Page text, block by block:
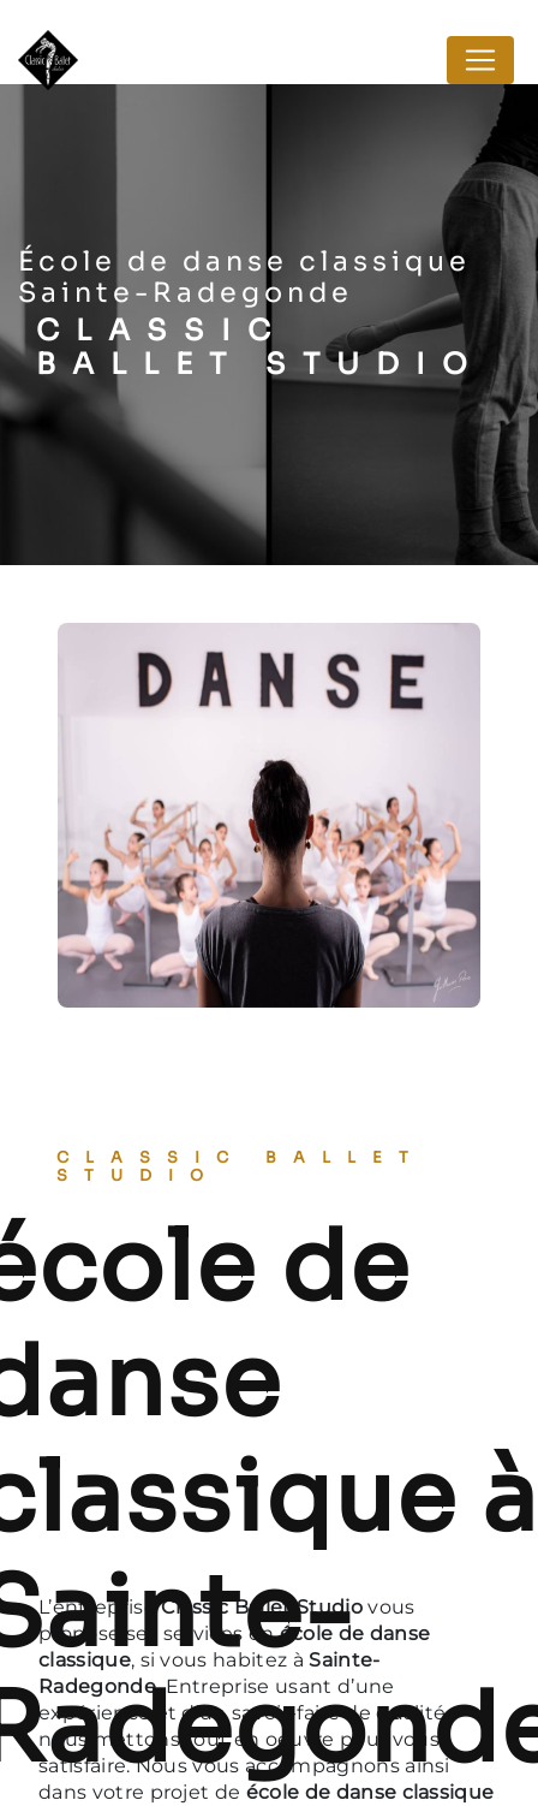
école de danse classique
Sainte-Radegonde
CLASSIC
BALLET STUDIO
CLASSIC BALLET
STUDIO
de
à
L’entrepriseClassic Ballet Studiovous
propose ses services enécole de danse
classique, si vous habitez àSainte-
Radegonde. Entreprise usant d’une
expérience et d’un savoir-faire de qualité,
nous mettons tout en oeuvre pour vous
satisfaire. Nous vous accompagnons ainsi
dans votre projet de école de danse classique